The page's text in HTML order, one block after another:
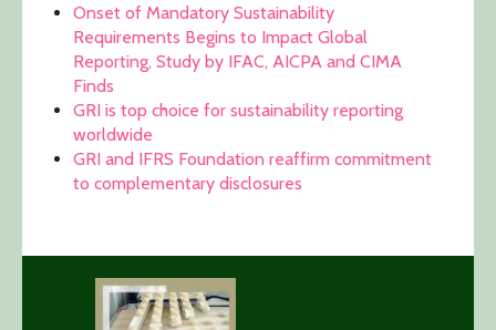
Onset of Mandatory Sustainability
Requirements Begins to Impact Global
Reporting, Study by IFAC, AICPA and CIMA
Finds
GRI is top choice for sustainability reporting
worldwide
GRI and IFRS Foundation reaffirm commitment
to complementary disclosures